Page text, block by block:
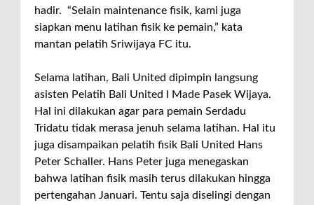
hadir. “Selain maintenance fisik, kami juga
siapkan menu latihan fisik ke pemain,” kata
mantan pelatih Sriwijaya FC itu.
Selama latihan, Bali United dipimpin langsung
asisten Pelatih Bali United I Made Pasek Wijaya.
Hal ini dilakukan agar para pemain Serdadu
Tridatu tidak merasa jenuh selama latihan. Hal itu
juga disampaikan pelatih fisik Bali United Hans
Peter Schaller. Hans Peter juga menegaskan
bahwa latihan fisik masih terus dilakukan hingga
pertengahan Januari. Tentu saja diselingi dengan